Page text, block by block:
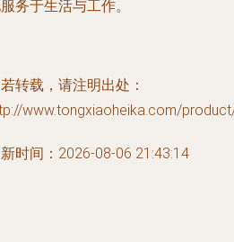
务于生活与工作。
转载，请注明出处：
www.tongxiaoheika.com/
时间：2026-08-06 21:43:14